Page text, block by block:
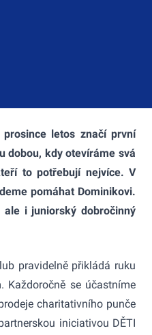
letos značí první
dobou, kdy otevíráme svá
to potřebují nejvíce. V
pomáhat Dominikovi.
ale i juniorský dobročinný
pravidelně přikládá ruku
Každoročně se účastníme
charitativního punče
iniciativou DĚTI